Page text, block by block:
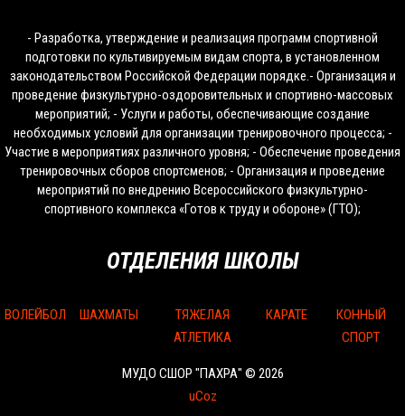
- Разработка, утверждение и реализация программ спортивной
подготовки по культивируемым видам спорта, в установленном
законодательством Российской Федерации порядке.- Организация и
проведение физкультурно-оздоровительных и спортивно-массовых
мероприятий; - Услуги и работы, обеспечивающие создание
необходимых условий для организации тренировочного процесса; -
Участие в мероприятиях различного уровня; - Обеспечение проведения
тренировочных сборов спортсменов; - Организация и проведение
мероприятий по внедрению Всероссийского физкультурно-
спортивного комплекса «Готов к труду и обороне» (ГТО);
ОТДЕЛЕНИЯ ШКОЛЫ
ВОЛЕЙБОЛ ШАХМАТЫ
ТЯЖЕЛАЯ
АТЛЕТИКА
КАРАТЕ
КОННЫЙ
СПОРТ
МУДО СШОР "ПАХРА" © 2026
uCoz